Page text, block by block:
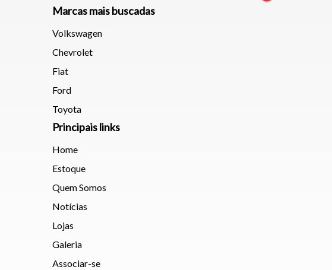
Marcas mais buscadas
Volkswagen
Chevrolet
Fiat
Ford
Toyota
Principais links
Home
Estoque
Quem Somos
Notícias
Lojas
Galeria
Associar-se